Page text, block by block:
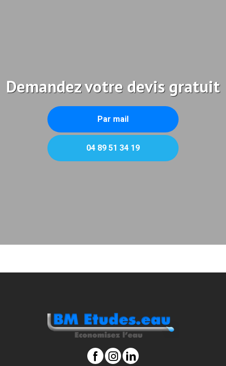
Demandez votre devis gratuit
Par mail
04 89 51 34 19